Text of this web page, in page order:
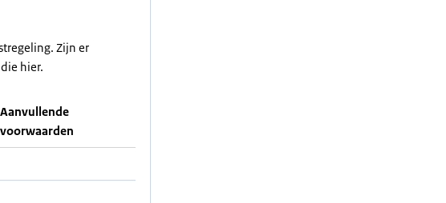
Zijn er
hier.
Aanvullende
voorwaarden